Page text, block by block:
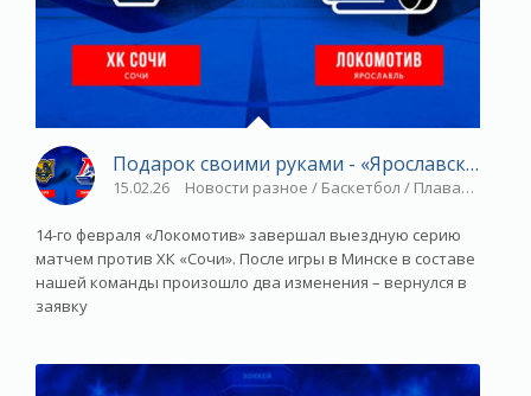
Подарок своими руками - «Ярославский
15.02.26 Новости разное / Баскетбол / Плавание /
14-го февраля «Локомотив» завершал выездную серию
матчем против ХК «Сочи». После игры в Минске в составе
нашей команды произошло два изменения – вернулся в
заявку